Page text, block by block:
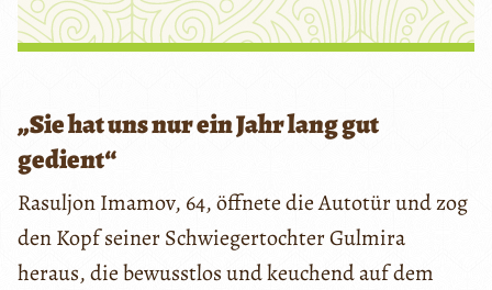
„Sie hat uns nur ein Jahr lang gut
gedient“
Rasuljon Imamov, 64, öffnete die Autotür und zog
den Kopf seiner Schwiegertochter Gulmira
heraus, die bewusstlos und keuchend auf dem